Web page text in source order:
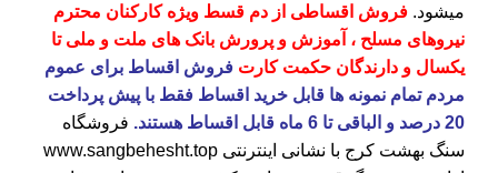
میشود. فروش اقساطی از دم قسط ویژه کارکنان محترم
نیروهای مسلح ، آموزش و پرورش بانک های ملت و ملی تا
یکسال و دارندگان حکمت کارت فروش اقساط برای عموم
مردم تمام نمونه ها قابل خرید اقساط فقط با پیش پرداخت
20 درصد و الباقی تا 6 ماه قابل اقساط هستند.
فروشگاه
سنگ بهشت کرج با نشانی اینترنتی www.sangbehesht.top